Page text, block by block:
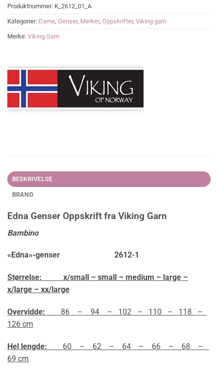
Produktnummer: K_2612_01_A
Kategorier: Dame, Genser, Merker, Oppskrifter, Viking garn
Merke: Viking Garn
BESKRIVELSE
BRAND
Edna Genser Oppskrift fra Viking Garn
Bambino
«Edna»-genser 2612-1
Størrelse: x/small – small – medium – large –
x/large – xx/large
Overvidde: 86 – 94 – 102 – 110 – 118 –
126 cm
Hel lengde: 60 – 62 – 64 – 66 – 68 –
69 cm